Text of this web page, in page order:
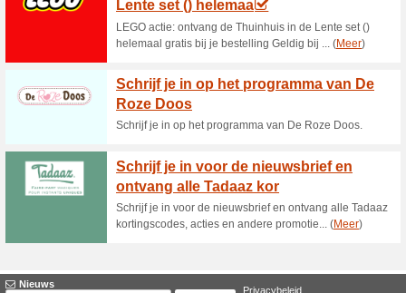
100% het werkte
Op zoek naar een
outlet vind je heel veel baby-
Omgerekend komt dit al
Solini-puzzel voor €